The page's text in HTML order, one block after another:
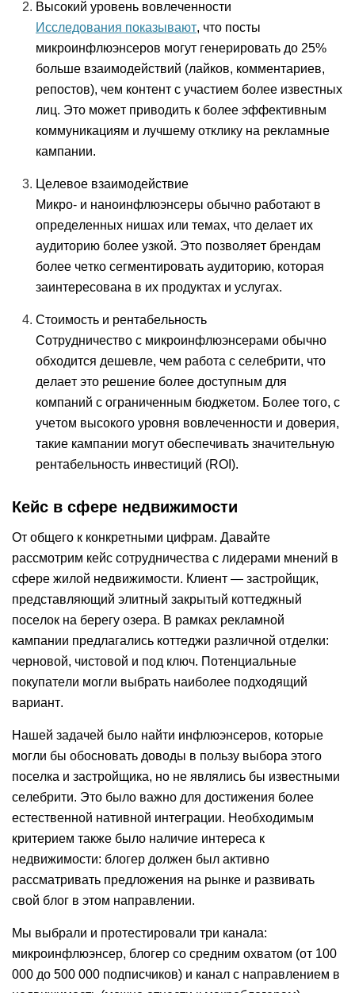
Высокий уровень вовлеченности
Исследования показывают, что посты
микроинфлюэнсеров могут генерировать до 25%
больше взаимодействий (лайков, комментариев,
репостов), чем контент с участием более известных
лиц. Это может приводить к более эффективным
коммуникациям и лучшему отклику на рекламные
кампании.
Целевое взаимодействие
Микро- и наноинфлюэнсеры обычно работают в
определенных нишах или темах, что делает их
аудиторию более узкой. Это позволяет брендам
более четко сегментировать аудиторию, которая
заинтересована в их продуктах и услугах.
Стоимость и рентабельность
Сотрудничество с микроинфлюэнсерами обычно
обходится дешевле, чем работа с селебрити, что
делает это решение более доступным для
компаний с ограниченным бюджетом. Более того, с
учетом высокого уровня вовлеченности и доверия,
такие кампании могут обеспечивать значительную
рентабельность инвестиций (ROI).
Кейс в сфере недвижимости
От общего к конкретными цифрам. Давайте
рассмотрим кейс сотрудничества с лидерами мнений в
сфере жилой недвижимости. Клиент — застройщик,
представляющий элитный закрытый коттеджный
поселок на берегу озера. В рамках рекламной
кампании предлагались коттеджи различной отделки:
черновой, чистовой и под ключ. Потенциальные
покупатели могли выбрать наиболее подходящий
вариант.
Нашей задачей было найти инфлюэнсеров, которые
могли бы обосновать доводы в пользу выбора этого
поселка и застройщика, но не являлись бы известными
селебрити. Это было важно для достижения более
естественной нативной интеграции. Необходимым
критерием также было наличие интереса к
недвижимости: блогер должен был активно
рассматривать предложения на рынке и развивать
свой блог в этом направлении.
Мы выбрали и протестировали три канала:
микроинфлюэнсер, блогер со средним охватом (от 100
000 до 500 000 подписчиков) и канал с направлением в